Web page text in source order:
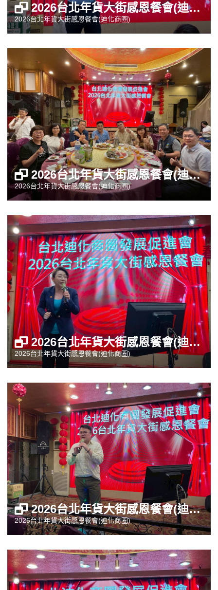
2026台北年貨大街感恩餐會(迪化商圈)
2026台北年貨大街感恩餐會(迪化商圈)
2026台北年貨大街感恩餐會(迪化商圈)
2026台北年貨大街感恩餐會(迪化商圈)
2026台北年貨大街感恩餐會(迪化商圈)
2026台北年貨大街感恩餐會(迪化商圈)
2026台北年貨大街感恩餐會(迪化商圈)
2026台北年貨大街感恩餐會(迪化商圈)